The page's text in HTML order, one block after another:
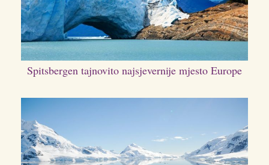
Spitsbergen tajnovito najsjevernije mjesto Europe